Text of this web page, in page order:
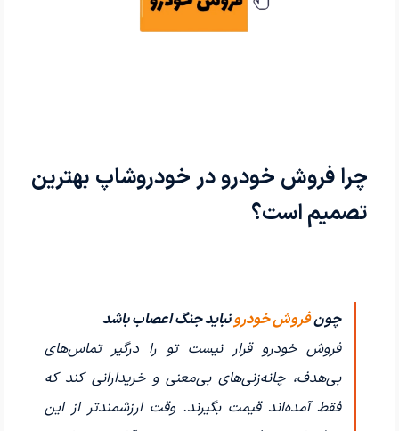
چرا فروش خودرو در خودروشاپ بهترین
تصمیم است؟
چونفروش خودرونباید جنگ اعصاب باشد
فروش خودرو قرار نیست تو را درگیر تماس‌های
بی‌هدف، چانه‌زنی‌های بی‌معنی و خریدارانی کند که
فقط آمده‌اند قیمت بگیرند. وقت ارزشمندتر از این